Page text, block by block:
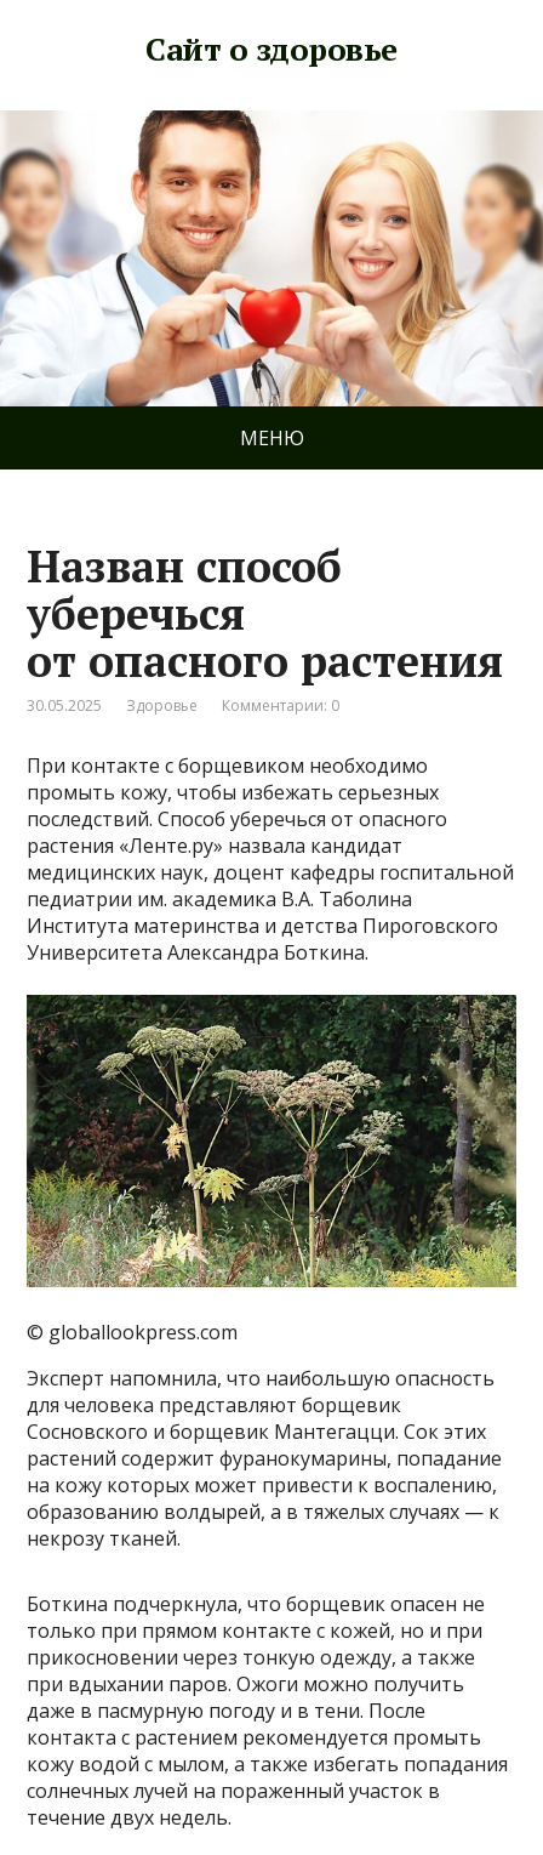
Сайт о здоровье
МЕНЮ
Назван способ
уберечься
от опасного растения
30.05.2025 Здоровье Комментарии: 0
При контакте с борщевиком необходимо
промыть кожу, чтобы избежать серьезных
последствий. Способ уберечься от опасного
растения «Ленте.ру» назвала кандидат
медицинских наук, доцент кафедры госпитальной
педиатрии им. академика В.А. Таболина
Института материнства и детства Пироговского
Университета Александра Боткина.
© globallookpress.com
Эксперт напомнила, что наибольшую опасность
для человека представляют борщевик
Сосновского и борщевик Мантегацци. Сок этих
растений содержит фуранокумарины, попадание
на кожу которых может привести к воспалению,
образованию волдырей, а в тяжелых случаях — к
некрозу тканей.
Боткина подчеркнула, что борщевик опасен не
только при прямом контакте с кожей, но и при
прикосновении через тонкую одежду, а также
при вдыхании паров. Ожоги можно получить
даже в пасмурную погоду и в тени. После
контакта с растением рекомендуется промыть
кожу водой с мылом, а также избегать попадания
солнечных лучей на пораженный участок в
течение двух недель.